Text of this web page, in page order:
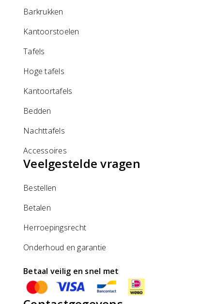
Barkrukken
Kantoorstoelen
Tafels
Hoge tafels
Kantoortafels
Bedden
Nachttafels
Accessoires
Veelgestelde vragen
Bestellen
Betalen
Herroepingsrecht
Onderhoud en garantie
Betaal veilig en snel met